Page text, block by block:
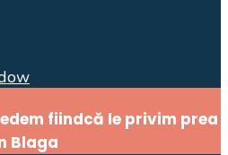
fiindcă le privim prea
Blaga